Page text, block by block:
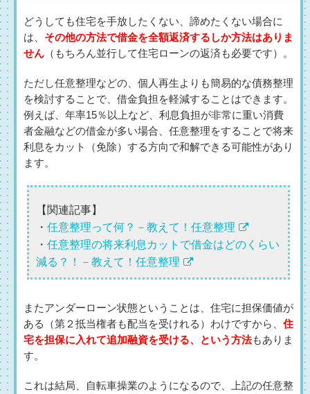
どうしても住宅を手放したくない、諦めたくない場合に
は、 その他の方法で借金を全額返済するしか方法はありま
せん （もちろん並行して住宅ローンの返済も必要です）。
ただし任意整理などの、個人再生よりも簡易的な債務整理
を検討することで、借金負担を軽減することはできます。
例えば、年率15％以上など、利息負担が非常に重い消費
者金融などの借金が多い場合、任意整理をすることで将来
利息をカット（免除）する方向で和解できる可能性があり
ます。
【関連記事】
・ 任意整理って何？－教えて！任意整理
・ 任意整理の将来利息カットで借金はどのくらい
減る？！－教えて！任意整理
またアンダーローン状態ということは、住宅に担保価値が
ある（第２抵当権者も配当を受けれる）わけですから、 住
宅を担保に入れて追加融資を受ける、という方法もありま
す。
これは結局、自転車操業のようになるので、上記の任意整